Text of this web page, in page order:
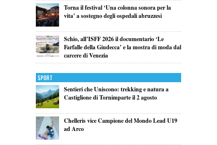
Torna il festival ‘Una colonna sonora per la
vita’ a sostegno degli ospedali abruzzesi
Schio, all’ISFF 2026 il documentario ‘Le
Farfalle della Giudecca’ e la mostra di moda dal
carcere di Venezia
Sport
Sentieri che Uniscono: trekking e natura a
Castiglione di Tornimparte il 2 agosto
Chelleris vice Campione del Mondo Lead U19
ad Arco